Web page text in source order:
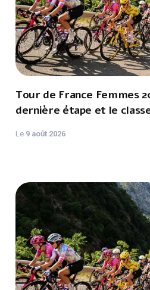
Tour de France Femmes
dernière étape et le
Le 9 août 2026